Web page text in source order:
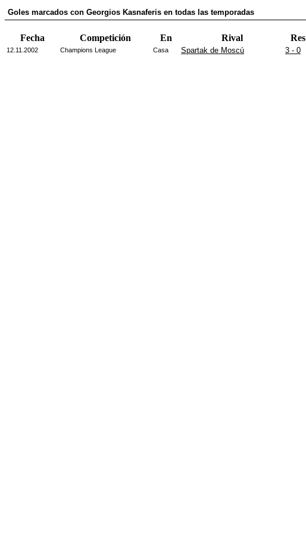
Goles marcados con Georgios Kasnaferis en todas las temporadas
Fecha Competición En Rival Res
12.11.2002 Champions League Casa Spartak de Moscú 3 - 0